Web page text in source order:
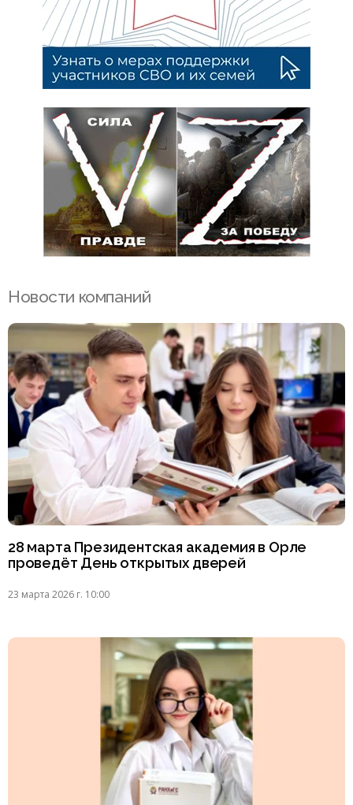
Новости компаний
28 марта Президентская академия в Орле
проведёт День открытых дверей
23 марта 2026 г. 10:00